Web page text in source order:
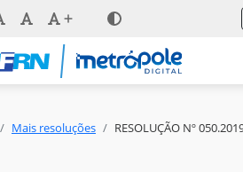
Mais resoluções RESOLUÇÃO Nº